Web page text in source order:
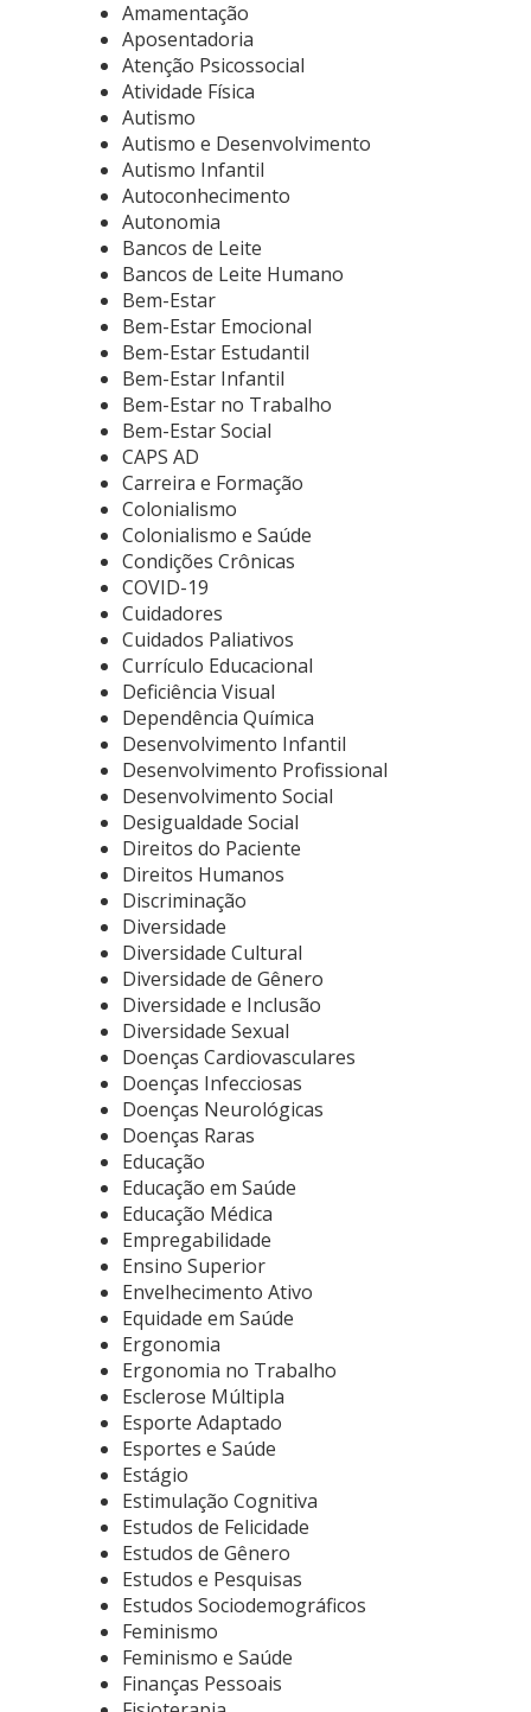
Amamentação
Aposentadoria
Atenção Psicossocial
Atividade Física
Autismo
Autismo e Desenvolvimento
Autismo Infantil
Autoconhecimento
Autonomia
Bancos de Leite
Bancos de Leite Humano
Bem-Estar
Bem-Estar Emocional
Bem-Estar Estudantil
Bem-Estar Infantil
Bem-Estar no Trabalho
Bem-Estar Social
CAPS AD
Carreira e Formação
Colonialismo
Colonialismo e Saúde
Condições Crônicas
COVID-19
Cuidadores
Cuidados Paliativos
Currículo Educacional
Deficiência Visual
Dependência Química
Desenvolvimento Infantil
Desenvolvimento Profissional
Desenvolvimento Social
Desigualdade Social
Direitos do Paciente
Direitos Humanos
Discriminação
Diversidade
Diversidade Cultural
Diversidade de Gênero
Diversidade e Inclusão
Diversidade Sexual
Doenças Cardiovasculares
Doenças Infecciosas
Doenças Neurológicas
Doenças Raras
Educação
Educação em Saúde
Educação Médica
Empregabilidade
Ensino Superior
Envelhecimento Ativo
Equidade em Saúde
Ergonomia
Ergonomia no Trabalho
Esclerose Múltipla
Esporte Adaptado
Esportes e Saúde
Estágio
Estimulação Cognitiva
Estudos de Felicidade
Estudos de Gênero
Estudos e Pesquisas
Estudos Sociodemográficos
Feminismo
Feminismo e Saúde
Finanças Pessoais